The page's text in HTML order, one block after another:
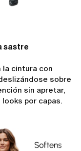
sastre
cintura con
sobre
sin apretar,
por capas.